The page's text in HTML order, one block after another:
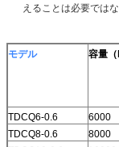
えることは必要では
モデル 容量（
TDCQ6-0.6
6000
TDCQ8-0.6
8000